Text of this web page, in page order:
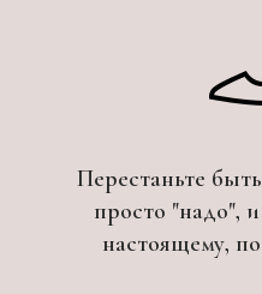
Перестаньте
просто "надо",
настоящему,